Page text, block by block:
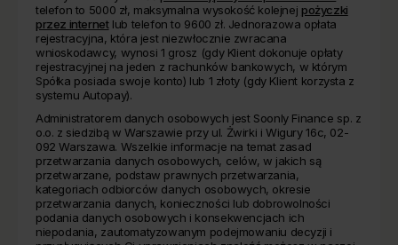
telefon to 5000 zł, maksymalna wysokość kolejnej pożyczki
przez internetlub telefon to 9600 zł. Jednorazowa opłata
rejestracyjna, która jest niezwłocznie zwracana
wnioskodawcy, wynosi 1 grosz (gdy Klient dokonuje opłaty
rejestracyjnej na jeden z rachunków bankowych, w którym
Spółka posiada swoje konto) lub 1 złoty (gdy Klient korzysta z
systemu Autopay).
Administratorem danych osobowych jest Soonly Finance sp. z
o.o. z siedzibą w Warszawie przy ul. Żwirki i Wigury 16c, 02-
092 Warszawa. Wszelkie informacje na temat zasad
przetwarzania danych osobowych, celów, w jakich są
przetwarzane, podstaw prawnych przetwarzania,
kategoriach odbiorców danych osobowych, okresie
przetwarzania danych, konieczności lub dobrowolności
podania danych osobowych i konsekwencjach ich
niepodania, zautomatyzowanym podejmowaniu decyzji i